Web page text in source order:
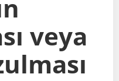
veya